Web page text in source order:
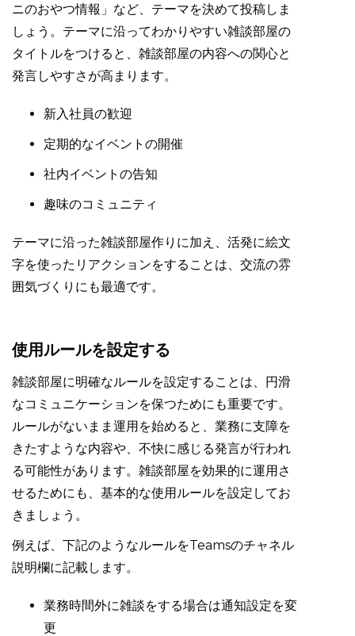
ニのおやつ情報」など、テーマを決めて投稿しま
しょう。テーマに沿ってわかりやすい雑談部屋の
タイトルをつけると、雑談部屋の内容への関心と
発言しやすさが高まります。
新入社員の歓迎
定期的なイベントの開催
社内イベントの告知
趣味のコミュニティ
テーマに沿った雑談部屋作りに加え、活発に絵文
字を使ったリアクションをすることは、交流の雰
囲気づくりにも最適です。
使用ルールを設定する
雑談部屋に明確なルールを設定することは、円滑
なコミュニケーションを保つためにも重要です。
ルールがないまま運用を始めると、業務に支障を
きたすような内容や、不快に感じる発言が行われ
る可能性があります。雑談部屋を効果的に運用さ
せるためにも、基本的な使用ルールを設定してお
きましょう。
例えば、下記のようなルールをTeamsのチャネル
説明欄に記載します。
業務時間外に雑談をする場合は通知設定を変
更